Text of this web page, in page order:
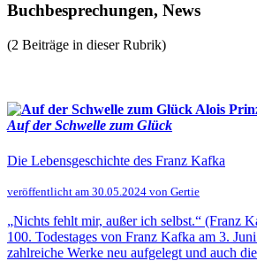
Buchbesprechungen, News
(2 Beiträge in dieser Rubrik)
Alois
Auf der Schwelle zum Glück
Die Lebensgeschichte des Franz Kafka
veröffentlicht am 30.05.2024 von Gertie
„Nichts fehlt mir, außer ich selbst.“ (Franz
100. Todestages von Franz Kafka am 3.
zahlreiche Werke neu aufgelegt und auch